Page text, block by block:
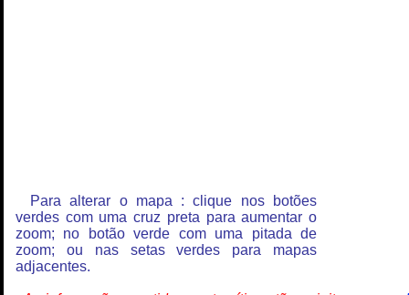
Para alterar o mapa : clique nos botões
verdes com uma cruz preta para aumentar o
zoom; no botão verde com uma pitada de
zoom; ou nas setas verdes para mapas
adjacentes.